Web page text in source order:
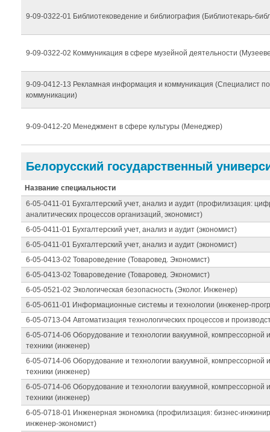
9-09-0322-01 Библиотековедение и библиография (Библиотекарь-
9-09-0322-02 Коммуникация в сфере музейной деятельности
9-09-0412-13 Рекламная информация и коммуникация (Специалист
коммуникации)
9-09-0412-20 Менеджмент в сфере культуры (Менеджер)
Белорусский государственный
Название специальности
6-05-0411-01 Бухгалтерский учет, анализ и аудит (профилизация:
аналитических процессов организаций, экономист)
6-05-0411-01 Бухгалтерский учет, анализ и аудит (экономист)
6-05-0411-01 Бухгалтерский учет, анализ и аудит (экономист)
6-05-0413-02 Товароведение (Товаровед. Экономист)
6-05-0413-02 Товароведение (Товаровед. Экономист)
6-05-0521-02 Экологическая безопасность (Эколог. Инженер)
6-05-0611-01 Информационные системы и технологии (инженер-
6-05-0713-04 Автоматизация технологических процессов и
6-05-0714-06 Оборудование и технологии вакуумной, компрессорной
техники (инженер)
6-05-0714-06 Оборудование и технологии вакуумной, компрессорной
техники (инженер)
6-05-0714-06 Оборудование и технологии вакуумной, компрессорной
техники (инженер)
6-05-0718-01 Инженерная экономика (профилизация: бизнес-
инженер-экономист)